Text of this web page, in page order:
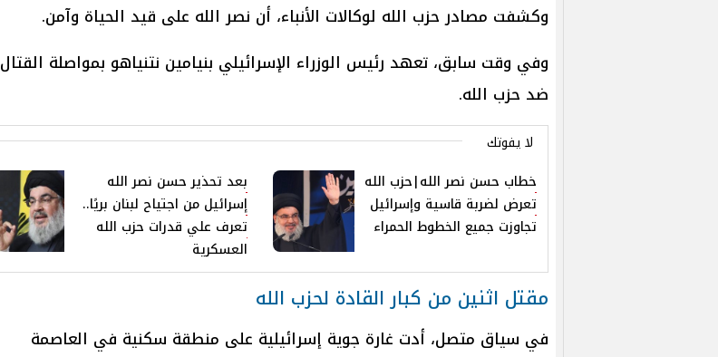
وكشفت مصادر حزب الله لوكالات الأنباء، أن نصر الله على قيد الحياة وآمن.
وفي وقت سابق، تعهد رئيس الوزراء الإسرائيلي بنيامين نتنياهو بمواصلة القتال
ضد حزب الله.
لا يفوتك
خطاب حسن نصر الله|حزب الله
تعرض لضربة قاسية وإسرائيل
تجاوزت جميع الخطوط الحمراء
بعد تحذير حسن نصر الله
إسرائيل من اجتياح لبنان بريًا..
تعرف علي قدرات حزب الله
العسكرية
مقتل اثنين من كبار القادة لحزب الله
في سياق متصل، أدت غارة جوية إسرائيلية على منطقة سكنية في العاصمة